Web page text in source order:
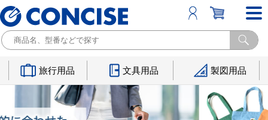
旅行用品 文具用品 製図用品